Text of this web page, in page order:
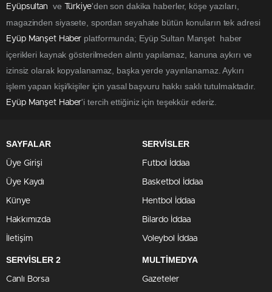
Eyüpsultan ve Türkiye'den son dakika haberler, köşe yazıları,
magazinden siyasete, spordan seyahate bütün konuların tek adresi
Eyüp Manşet Haber platformunda; Eyüp Sultan Manşet haber
içerikleri kaynak gösterilmeden alıntı yapılamaz, kanuna aykırı ve
izinsiz olarak kopyalanamaz, başka yerde yayınlanamaz. Aykırı
işlem yapan kişi/kişiler için yasal başvuru hakkı saklı tutulmaktadır.
Eyüp Manşet Haber'i tercih ettiğiniz için teşekkür ederiz.
SAYFALAR
Üye Girişi
Üye Kaydı
Künye
Hakkımızda
İletişim
SERVİSLER
Futbol İddaa
Basketbol İddaa
Hentbol İddaa
Bilardo İddaa
Voleybol İddaa
SERVİSLER 2
Canlı Borsa
MULTİMEDYA
Gazeteler